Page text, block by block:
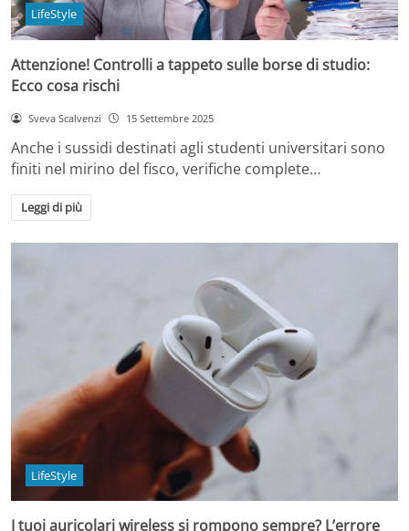
LifeStyle
Attenzione! Controlli a tappeto sulle borse di studio:
Ecco cosa rischi
Sveva Scalvenzi 15 Settembre 2025
Anche i sussidi destinati agli studenti universitari sono
finiti nel mirino del fisco, verifiche complete…
Leggi di più
LifeStyle
I tuoi auricolari wireless si rompono sempre? L’errore